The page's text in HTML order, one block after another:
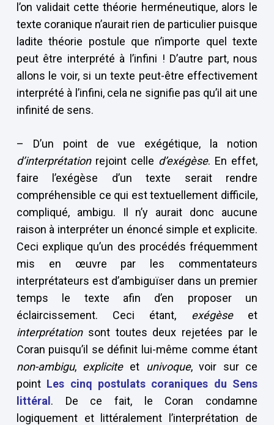
l’on validait cette théorie herméneutique, alors le
texte coranique n’aurait rien de particulier puisque
ladite théorie postule que n’importe quel texte
peut être interprété à l’infini ! D’autre part, nous
allons le voir, si un texte peut-être effectivement
interprété à l’infini, cela ne signifie pas qu’il ait une
infinité de sens.
– D’un point de vue exégétique, la notion
d’interprétationrejoint celle d’exégèse. En effet,
faire l’exégèse d’un texte serait rendre
compréhensible ce qui est textuellement difficile,
compliqué, ambigu. Il n’y aurait donc aucune
raison à interpréter un énoncé simple et explicite.
Ceci explique qu’un des procédés fréquemment
mis en œuvre par les commentateurs
interprétateurs est d’ambiguïser dans un premier
temps le texte afin d’en proposer un
éclaircissement. Ceci étant, exégèseet
interprétationsont toutes deux rejetées par le
Coran puisqu’il se définit lui-même comme étant
non-ambigu, expliciteet univoque, voir sur ce
point Les cinq postulats coraniques du Sens
littéral . De ce fait, le Coran condamne
logiquement et littéralement l’interprétation de